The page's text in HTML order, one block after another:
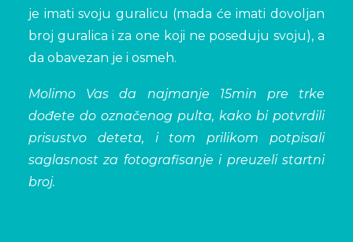
je imati svoju guralicu (mada će imati dovoljan
broj guralica i za one koji ne poseduju svoju), a
da obavezan je i osmeh.
Molimo Vas da najmanje 15min pre trke
dođete do označenog pulta, kako bi potvrdili
prisustvo deteta, i tom prilikom potpisali
saglasnost za fotografisanje i preuzeli startni
broj.